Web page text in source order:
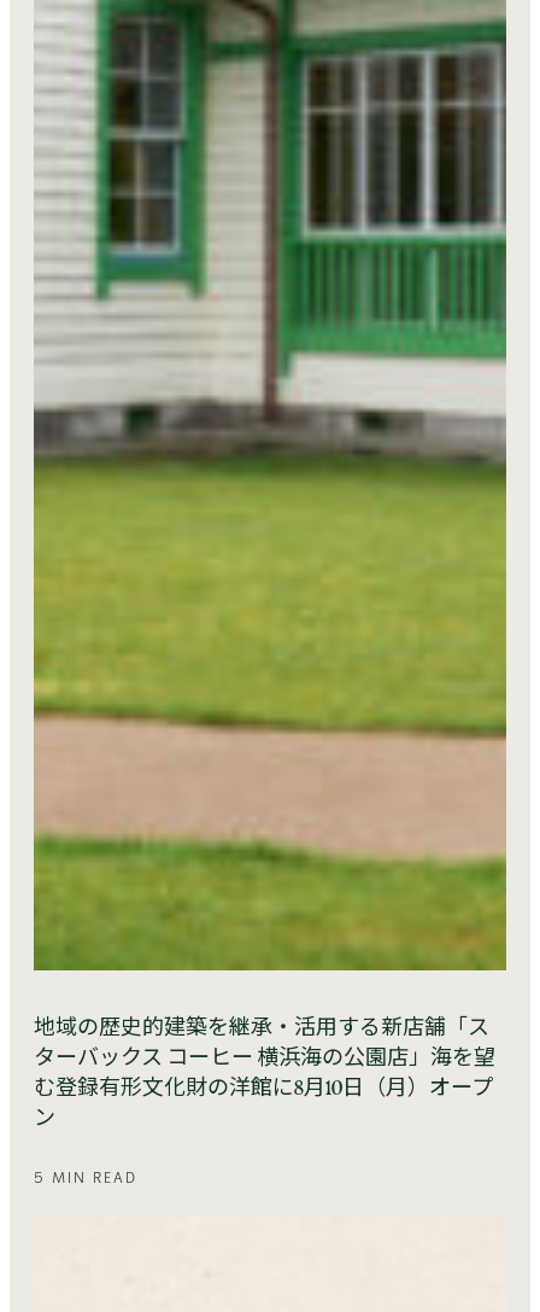
地域の歴史的建築を継承・活用する新店舗「ス
ターバックス コーヒー 横浜海の公園店」海を望
む登録有形文化財の洋館に8月10日（月）オープ
ン
5 MIN READ